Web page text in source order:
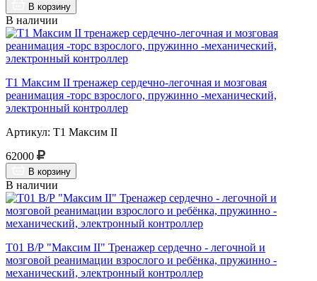
В корзину
В наличии
Т1 Максим II тренажер сердечно-легочная и мозговая
реанимация -торс взрослого, пружинно -механический,
электронный контроллер
Артикул: Т1 Максим II
62000
В корзину
В наличии
Т01 В/Р "Максим II" Тренажер сердечно - легочной и
мозговой реанимации взрослого и ребёнка, пружинно -
механический, электронный контроллер